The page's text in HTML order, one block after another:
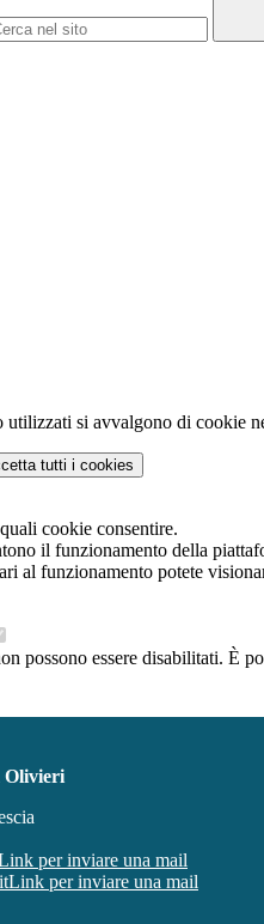
utilizzati si avvalgono di cookie
tutti i cookies
cookie consentire.
il funzionamento della
al funzionamento potete
possono essere disabilitati. È
Olivieri
per inviare una mail
Link per inviare una mail